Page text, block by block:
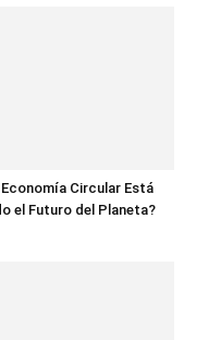
Circular Está
el Futuro del Planeta?